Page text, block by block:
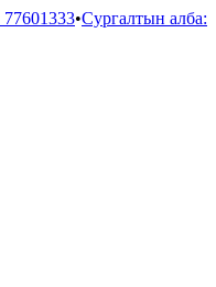
77601333•Сургалтын алба: